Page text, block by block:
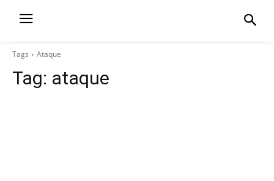
Tags Ataque
Tag: ataque